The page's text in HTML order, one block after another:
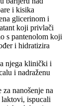
i kisika
glicerinom i
koji privlači
s pantenolom koji
i hidratizira
njega klinički i
i nadraženu
nanošenje na
ispucali